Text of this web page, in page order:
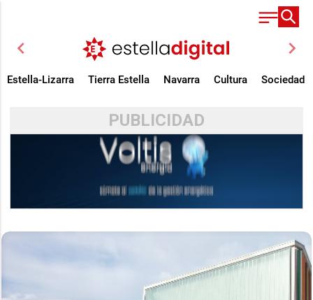
chevron_left chevron_right
Estella-Lizarra Tierra Estella Navarra Cultura Sociedad
PUBLICIDAD